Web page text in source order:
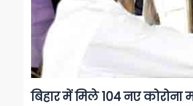
बिहार में मिले 104 नए कोरोना